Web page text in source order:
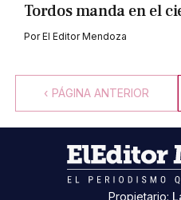
Tordos manda en el
PorEl Editor Mendoza
‹ PÁGINA ANTERIOR
Propietario: